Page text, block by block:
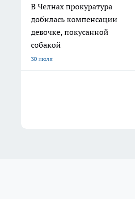
В Челнах прокуратура
добилась компенсации
девочке, покусанной
собакой
30 июля